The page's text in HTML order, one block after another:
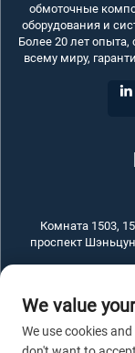
обмоточные
оборудования и
Более 20 лет опыта,
всему миру,
Комната 1503,
проспект
We value
We use cookies